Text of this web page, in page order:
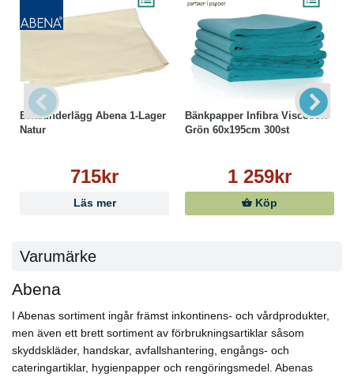
Britsunderlägg Abena 1-Lager
Natur
715kr
Läs mer
Bänkpapper Infibra Viscosoft
Grön 60x195cm 300st
1 259kr
Köp
Varumärke
Abena
I Abenas sortiment ingår främst inkontinens- och vårdprodukter,
men även ett brett sortiment av förbrukningsartiklar såsom
skyddskläder, handskar, avfallshantering, engångs- och
cateringartiklar, hygienpapper och rengöringsmedel. Abenas